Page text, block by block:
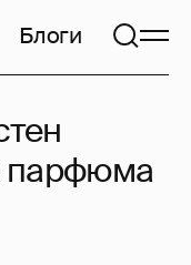
Блоги
парфюма